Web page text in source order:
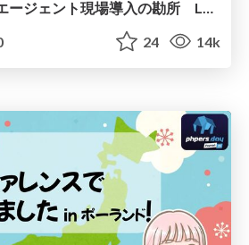
24 14k